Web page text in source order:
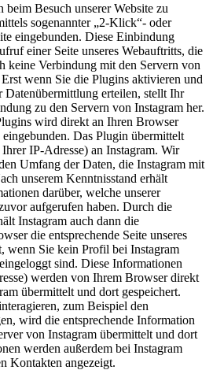
Besuch unserer Website zu
sogenannter „2-Klick“- oder
eingebunden. Diese Einbindung
einer Seite unseres Webauftritts, die
keine Verbindung mit den Servern von
wenn Sie die Plugins aktivieren und
erteilen, stellt Ihr
zu den Servern von Instagram her.
wird direkt an Ihren Browser
Das Plugin übermittelt
IP-Adresse) an Instagram. Wir
Umfang der Daten, die Instagram mit
unserem Kenntnisstand erhält
darüber, welche unserer
aufgerufen haben. Durch die
Instagram auch dann die
die entsprechende Seite unseres
wenn Sie kein Profil bei Instagram
sind. Diese Informationen
werden von Ihrem Browser direkt
übermittelt und dort gespeichert.
zum Beispiel den
wird die entsprechende Information
von Instagram übermittelt und dort
werden außerdem bei Instagram
Kontakten angezeigt.